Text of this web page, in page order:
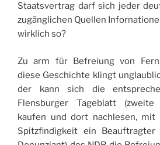
Staatsvertrag darf sich jeder
zugänglichen Quellen
wirklich so?
Zu arm für Befreiung von
diese Geschichte klingt
der kann sich die
Flensburger Tageblatt
kaufen und dort nachlesen, mit
Spitzfindigkeit ein